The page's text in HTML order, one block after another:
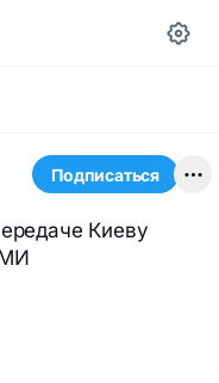
Подписаться
Киеву